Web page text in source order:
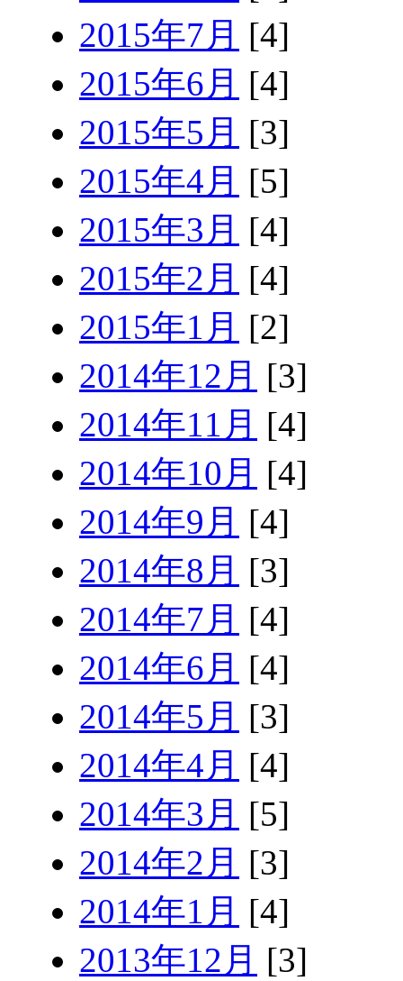
2015年7月 [4]
2015年6月 [4]
2015年5月 [3]
2015年4月 [5]
2015年3月 [4]
2015年2月 [4]
2015年1月 [2]
2014年12月 [3]
2014年11月 [4]
2014年10月 [4]
2014年9月 [4]
2014年8月 [3]
2014年7月 [4]
2014年6月 [4]
2014年5月 [3]
2014年4月 [4]
2014年3月 [5]
2014年2月 [3]
2014年1月 [4]
2013年12月 [3]